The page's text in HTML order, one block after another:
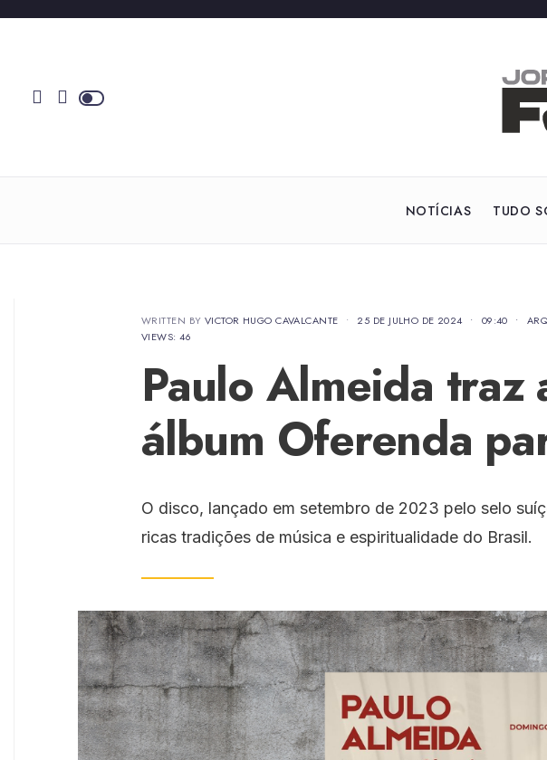
NOTÍCIAS TUDO
WRITTEN BY VICTOR HUGO CAVALCANTE • 25 DE JULHO DE 2024 • 09:40 •
VIEWS: 46
Paulo Almeida traz
álbum Oferenda
O disco, lançado em setembro de 2023 pelo selo
ricas tradições de música e espiritualidade do Brasil.